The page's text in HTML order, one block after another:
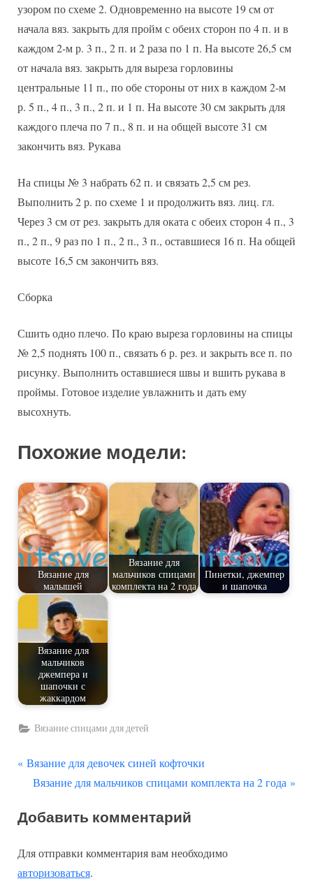
узором по схеме 2. Одновременно на высоте 19 см от
начала вяз. закрыть для пройм с обеих сторон по 4 п. и в
каждом 2-м р. 3 п., 2 п. и 2 раза по 1 п. На высоте 26,5 см
от начала вяз. закрыть для выреза горловины
центральные 11 п., по обе стороны от них в каждом 2-м
р. 5 п., 4 п., 3 п., 2 п. и 1 п. На высоте 30 см закрыть для
каждого плеча по 7 п., 8 п. и на общей высоте 31 см
закончить вяз. Рукава
На спицы № 3 набрать 62 п. и связать 2,5 см рез.
Выполнить 2 р. по схеме 1 и продолжить вяз. лиц. гл.
Через 3 см от рез. закрыть для оката с обеих сторон 4 п., 3
п., 2 п., 9 раз по 1 п., 2 п., 3 п., оставшиеся 16 п. На общей
высоте 16,5 см закончить вяз.
Сборка
Сшить одно плечо. По краю выреза горловины на спицы
№ 2,5 поднять 100 п., связать 6 р. рез. и закрыть все п. по
рисунку. Выполнить оставшиеся швы и вшить рукава в
проймы. Готовое изделие увлажнить и дать ему
высохнуть.
Похожие модели:
Вязание для
малышей
Вязание для
мальчиков спицами
комплекта на 2 года
Пинетки, джемпер
и шапочка
Вязание для
мальчиков
джемпера и
шапочки с
жаккардом
Вязание спицами для детей
Навигация
записям
П
д
д
у
Вязание для девочек синей кофточки
С
е
у
ю
Вязание для мальчиков спицами комплекта на 2 года
Добавить комментарий
Для отправки комментария вам необходимо
авторизоваться.